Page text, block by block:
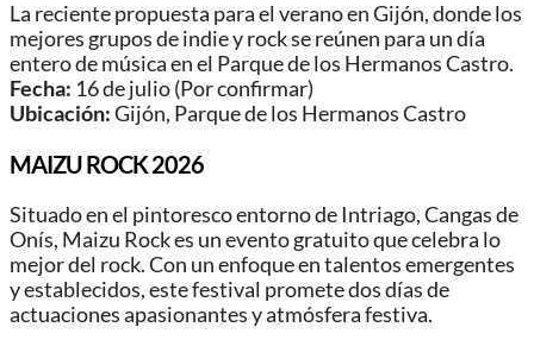
La reciente propuesta para el verano en Gijón, donde los
mejores grupos de indie y rock se reúnen para un día
entero de música en el Parque de los Hermanos Castro.
Fecha: 16 de julio (Por confirmar)
Ubicación:Gijón, Parque de los Hermanos Castro
MAIZU ROCK 2026
Situado en el pintoresco entorno de Intriago, Cangas de
Onís, Maizu Rock es un evento gratuito que celebra lo
mejor del rock. Con un enfoque en talentos emergentes
y establecidos, este festival promete dos días de
actuaciones apasionantes y atmósfera festiva.